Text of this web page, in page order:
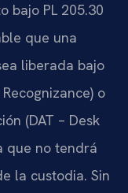
bajo PL 205.30
que una
liberada bajo
o
(DAT – Desk
que no tendrá
la custodia. Sin